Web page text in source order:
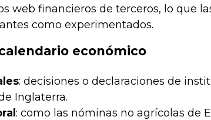
web financieros de terceros, lo que
como experimentados.
económico
: decisiones o declaraciones de
Inglaterra.
: como las nóminas no agrícolas de